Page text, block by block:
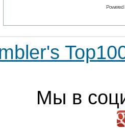
Powered
Мы в